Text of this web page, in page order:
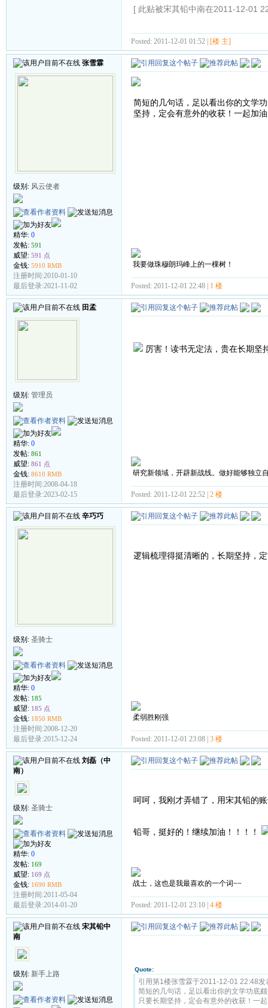
[ 此贴被宋其铅中南在2011-12-01
Posted: 2011-12-01 01:52 | [楼 主]
张雪霖
级别: 风云使者
精华: 0
发帖: 591
威望: 591 点
金钱: 5910 RMB
注册时间:2010-01-10
最后登录:2021-11-02
简短的几句话，足以看出你的文学
坚持，定会有意外的收获！一起加油
我要做珠穆朗玛峰上的一棵树！
Posted: 2011-12-01 22:48 | 1 楼
田孟
级别: 管理员
精华: 0
发帖: 861
威望: 861 点
金钱: 8610 RMB
注册时间:2008-04-18
最后登录:2023-02-15
厉害！读书无定法，贵在长期坚
研究新领域，开辟新战线。做好能够独立
Posted: 2011-12-01 22:52 | 2 楼
辛巧巧
级别: 圣骑士
精华: 0
发帖: 185
威望: 185 点
金钱: 1850 RMB
注册时间:2008-12-20
最后登录:2015-12-24
逻辑梳理得挺清晰的，长期坚持，
柔弱胜刚强
Posted: 2011-12-01 23:08 | 3 楼
刘磊（中
南）
级别: 圣骑士
精华: 0
发帖: 169
威望: 169 点
金钱: 1690 RMB
注册时间:2011-05-04
最后登录:2014-01-20
呵呵，我刚才弄错了，用宋其铅的
铅哥，挺好的！继续加油！！！！
战士，这也是我最喜欢的一个词~~
Posted: 2011-12-01 23:10 | 4 楼
宋其铅中
南
级别: 新手上路
Quote:
引用第1楼张雪霖于2011-12-01 22:48发
简短的几句话，足以看出你的文学功底
只要长期坚持，定会有意外的收获！一